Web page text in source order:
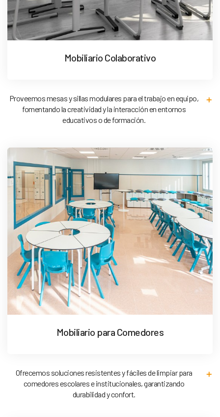
Mobiliario Colaborativo
Proveemos mesas y sillas modulares para el trabajo en equipo,
fomentando la creatividad y la interacción en entornos
educativos o de formación.
Mobiliario para Comedores
Ofrecemos soluciones resistentes y fáciles de limpiar para
comedores escolares e institucionales, garantizando
durabilidad y confort.